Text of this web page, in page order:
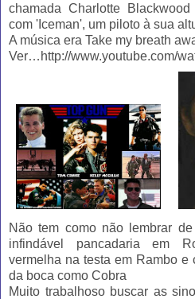
chamada Charlotte
com 'Iceman', um piloto à sua
A música era Take my breath
Ver…http://www.youtube.com/
Não tem como não lembrar de
infindável pancadaria em
vermelha na testa em Rambo
da boca como Cobra
Muito trabalhoso buscar as